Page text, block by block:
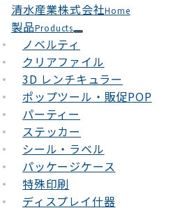
清水産業株式会社Home
製品Products
ノベルティ
クリアファイル
3D レンチキュラー
ポップツール・販促POP
パーティー
ステッカー
シール・ラベル
パッケージケース
特殊印刷
ディスプレイ什器